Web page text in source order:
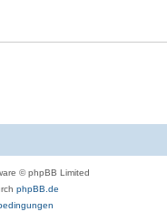
© phpBB Limited
phpBB.de